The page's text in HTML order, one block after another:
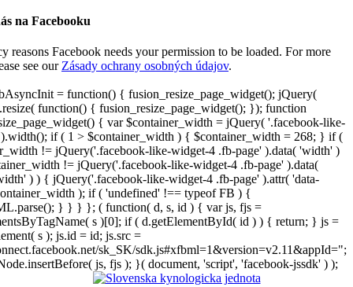
na Facebooku
reasons Facebook needs your permission to be loaded. For more
see our Zásady ochrany osobných údajov.
= function() { fusion_resize_page_widget(); jQuery(
function() { fusion_resize_page_widget(); }); function
{ var $container_width = jQuery( '.facebook-like-
if ( 1 > $container_width ) { $container_width = 268; } if (
!= jQuery('.facebook-like-widget-4 .fb-page' ).data( 'width' )
!= jQuery('.facebook-like-widget-4 .fb-page' ).data(
) ) { jQuery('.facebook-like-widget-4 .fb-page' ).attr( 'data-
); if ( 'undefined' !== typeof FB ) {
} } } }; ( function( d, s, id ) { var js, fjs =
s )[0]; if ( d.getElementById( id ) ) { return; } js =
s ); js.id = id; js.src =
sk_SK/sdk.js#xfbml=1&version=v2.11&appId=";
js, fjs ); }( document, 'script', 'facebook-jssdk' ) );